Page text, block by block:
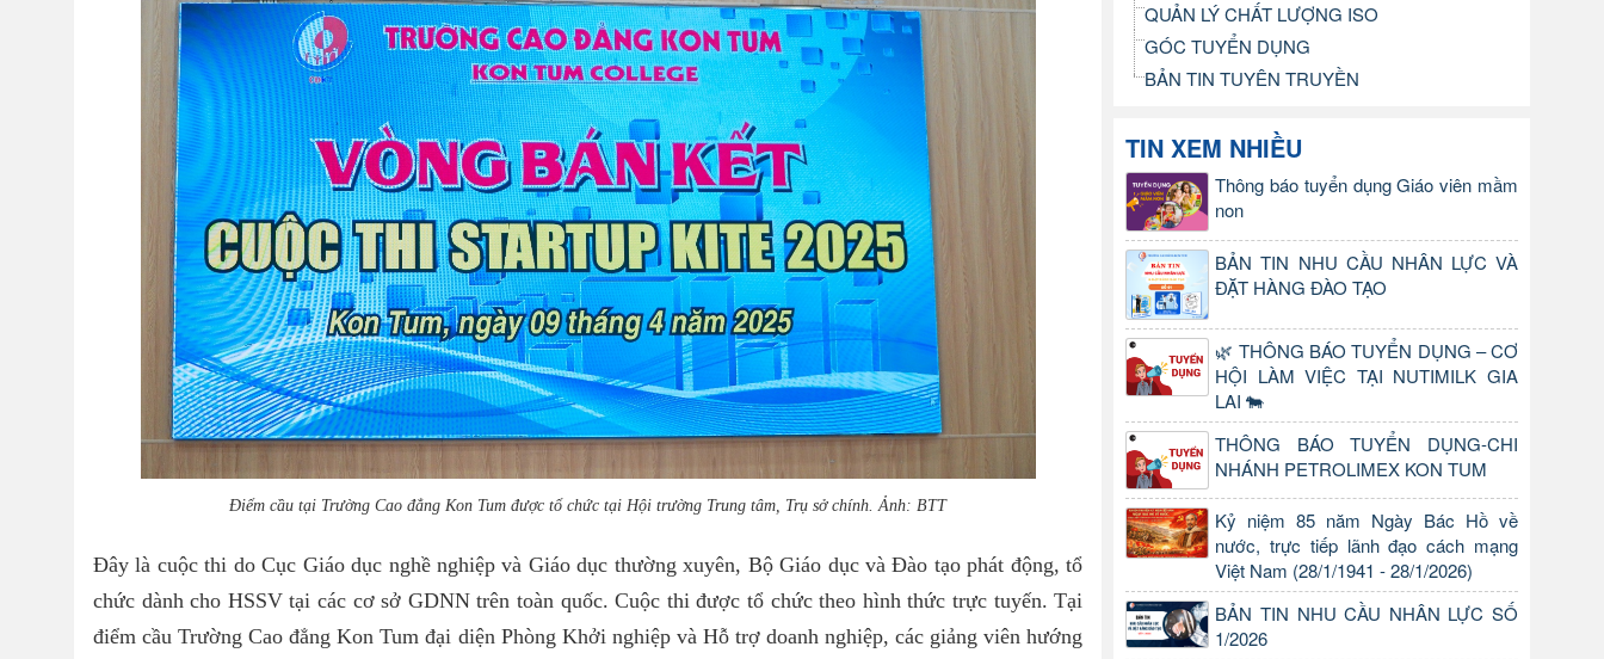
Điểm cầu tại Trường Cao đẳng Kon Tum được tổ chức tại Hội trường Trung tâm, Trụ sở chính. Ảnh: BTT
Đây là cuộc thi do Cục Giáo dục nghề nghiệp và Giáo dục thường xuyên, Bộ Giáo dục và Đào tạo phát động, tổ
chức dành cho HSSV tại các cơ sở GDNN trên toàn quốc. Cuộc thi được tổ chức theo hình thức trực tuyến. Tại
điểm cầu Trường Cao đẳng Kon Tum đại diện Phòng Khởi nghiệp và Hỗ trợ doanh nghiệp, các giảng viên hướng
QUẢN LÝ CHẤT LƯỢNG ISO
GÓC TUYỂN DỤNG
BẢN TIN TUYÊN TRUYỀN
TIN XEM NHIỀU
Thông báo tuyển dụng Giáo viên mầm
non
BẢN TIN NHU CẦU NHÂN LỰC VÀ
ĐẶT HÀNG ĐÀO TẠO
🌿 THÔNG BÁO TUYỂN DỤNG – CƠ
HỘI LÀM VIỆC TẠI NUTIMILK GIA
LAI 🐄
THÔNG BÁO TUYỂN DỤNG-CHI
NHÁNH PETROLIMEX KON TUM
Kỷ niệm 85 năm Ngày Bác Hồ về
nước, trực tiếp lãnh đạo cách mạng
Việt Nam (28/1/1941 - 28/1/2026)
BẢN TIN NHU CẦU NHÂN LỰC SỐ
1/2026